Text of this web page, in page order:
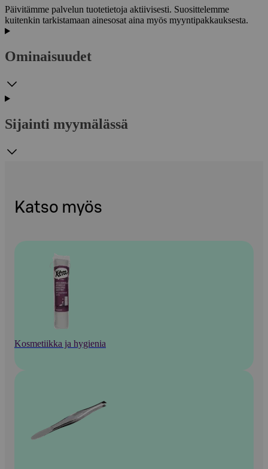
Päivitämme palvelun tuotetietoja aktiivisesti. Suosittelemme
kuitenkin tarkistamaan ainesosat aina myös myyntipakkauksesta.
Ominaisuudet
Sijainti myymälässä
Katso myös
Kosmetiikka ja hygienia